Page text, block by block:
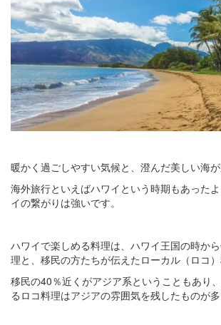
暖かく過ごしやすい気候と、澄んだ美しい海が
海外旅行といえばハワイという時期もあった
イの繋がりは強いです。
ハワイで楽しめる料理は、ハワイ王国の時か
理と、移民の方たちが伝えたローカル（ロコ）
移民の40％近くがアジア系ということもあり
るロコ料理はアジアの雰囲気を残したものが多